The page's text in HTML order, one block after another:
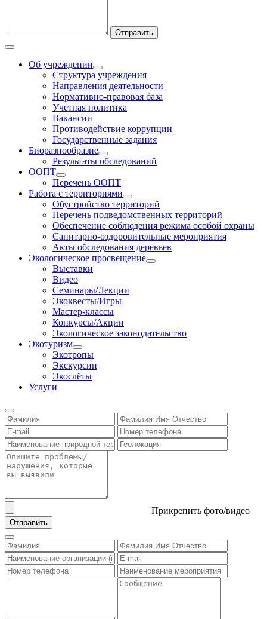
Отправить
Об учреждении
Структура учреждения
Направления деятельности
Нормативно-правовая база
Учетная политика
Вакансии
Противодействие коррупции
Государственные задания
Биоразнообразие
Результаты обследований
ООПТ
Перечень ООПТ
Работа с территориями
Обустройство территорий
Перечень подведомственных территорий
Обеспечение соблюдения режима особой охраны
Санитарно-оздоровительные мероприятия
Акты обследования деревьев
Экологическое просвещение
Выставки
Видео
Семинары/Лекции
Экоквесты/Игры
Мастер-классы
Конкурсы/Акции
Экологическое законодательство
Экотуризм
Экотропы
Экскурсии
Экослёты
Услуги
Прикрепить фото/видео
Отправить